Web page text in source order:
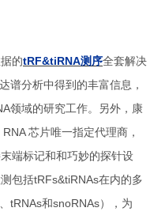
的tRF&tiRNA测序全套解决
谱分析中得到的丰富信息，
领域的研究工作。另外，康
芯片唯一指定代理商，
端标记和和巧妙的探针设
包括tRFs&tiRNAs在内的多
tRNAs和snoRNAs），为